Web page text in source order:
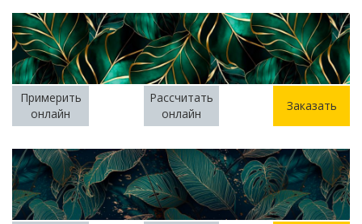
Примерить
онлайн
Рассчитать
онлайн
Заказать